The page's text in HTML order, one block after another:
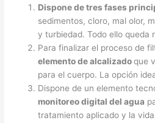
Dispone de tres fases
sedimentos, cloro, mal olor,
y turbiedad. Todo ello queda
Para finalizar el proceso de
elemento de alcalizadoque
para el cuerpo. La opción
Dispone de un elemento
monitoreo digital del agua
tratamiento aplicado y la